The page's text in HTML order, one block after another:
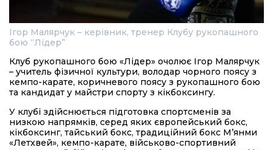
Ігор Малярчук – керівник, тренер Клубу рукопашного
бою “Лідер”
Клуб рукопашного бою «Лідер» очолює Ігор Малярчук
– учитель фізичної культури, володар чорного поясу з
кемпо-карате, коричневого поясу з рукопашного бою
та кандидат у майстри спорту з кікбоксингу.
У клубі здійснюється підготовка спортсменів за
низкою напрямків, серед яких європейський бокс,
кікбоксинг, тайський бокс, традиційний бокс М’янми
«Летхвей», кемпо-карате, військово-спортивний